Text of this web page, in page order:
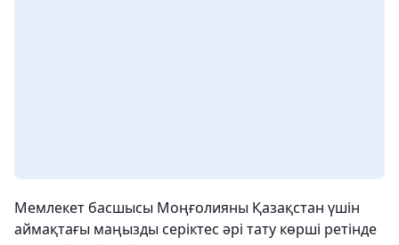
Мемлекет басшысы Моңғолияны Қазақстан үшін
аймақтағы маңызды серіктес әрі тату көрші ретінде